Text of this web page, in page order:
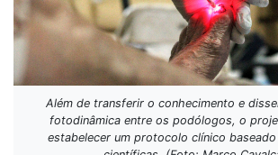
Além de transferir o conhecimento e
fotodinâmica entre os podólogos, o
estabelecer um protocolo clínico baseado